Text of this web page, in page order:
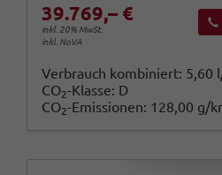
39.769,– €
inkl. 20% MwSt.
inkl. NoVA
Verbrauch kombiniert: 5,60
CO2-Klasse: D
CO2-Emissionen: 128,00 g/